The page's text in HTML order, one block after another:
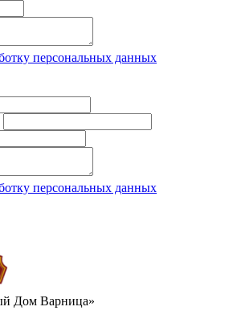
персональных данных
персональных данных
Дом Варница»